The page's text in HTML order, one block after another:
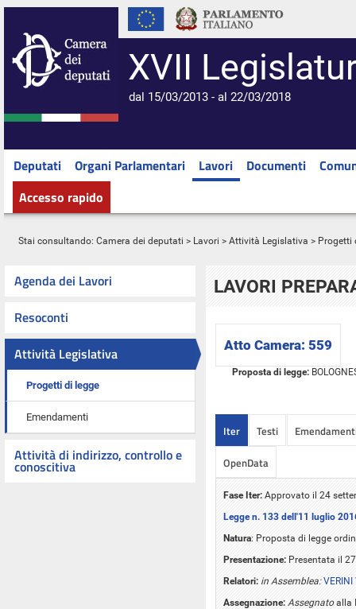
XVII
dal 15/03/2013 - al 22/03/2018
Deputati Organi Parlamentari Lavori Documenti
Accesso rapido
Stai consultando: Camera dei deputati > Lavori > Attività Legislativa > Progetti
Agenda dei Lavori
Resoconti
Attività Legislativa
Progetti di legge
Emendamenti
Attività di indirizzo, controllo e
conoscitiva
LAVORI
Atto Camera: 559
Proposta di legge:
Iter Testi
OpenData
Fase Iter: Approvato il 24
Legge n. 133 dell'11 luglio
Natura: Proposta di legge
Presentazione: Presentata il
Relatori: in Assemblea:
Assegnazione: Assegnatoalla